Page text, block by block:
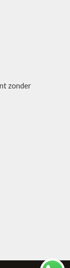
zonder